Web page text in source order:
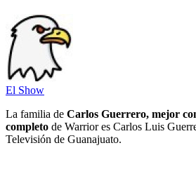
El Show
La familia de Carlos Guerrero, mejor
completo de Warrior es Carlos Luis
Televisión de Guanajuato.